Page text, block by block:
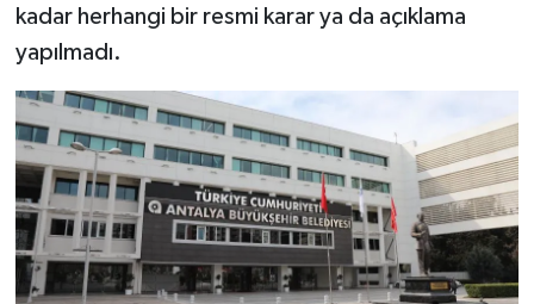
kadar herhangi bir resmi karar ya da açıklama
yapılmadı.